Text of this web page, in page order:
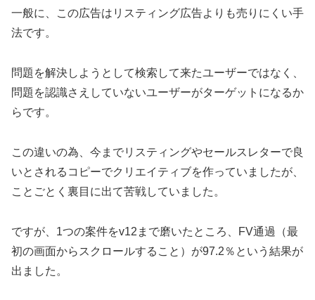
一般に、この広告はリスティング広告よりも売りにくい手
法です。
問題を解決しようとして検索して来たユーザーではなく、
問題を認識さえしていないユーザーがターゲットになるか
らです。
この違いの為、今までリスティングやセールスレターで良
いとされるコピーでクリエイティブを作っていましたが、
ことごとく裏目に出て苦戦していました。
ですが、1つの案件をv12まで磨いたところ、FV通過（最
初の画面からスクロールすること）が97.2％という結果が
出ました。